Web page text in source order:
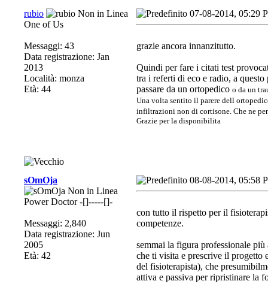
rubio
One of Us
Messaggi: 43
Data registrazione: Jan
2013
Località: monza
Età: 44
07-08-2014, 05:29
grazie ancora innanzitutto.
Quindi per fare i citati test
tra i referti di eco e radio, a
passare da un ortopedico o da un
Una volta sentito il parere dell
infiltrazioni non di cortisone. Che ne
Grazie per la disponibilita
sOmOja
Power Doctor -[]-----[]-
Messaggi: 2,840
Data registrazione: Jun
2005
Età: 42
08-08-2014, 05:58
con tutto il rispetto per il
competenze.
semmai la figura professionale
che ti visita e prescrive il progetto
del fisioterapista), che
attiva e passiva per ripristinare la